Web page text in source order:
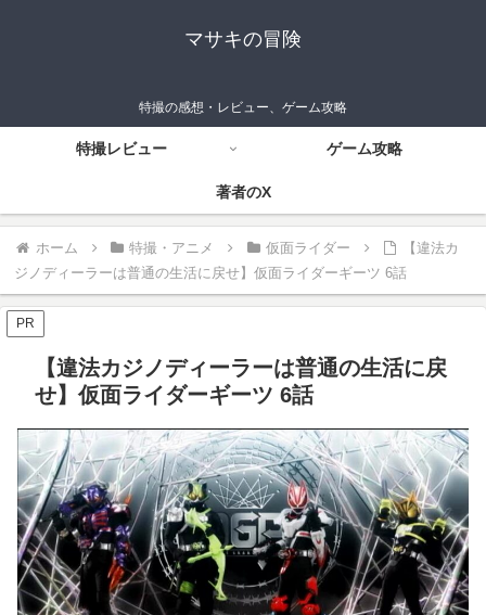
マサキの冒険
特撮の感想・レビュー、ゲーム攻略
特撮レビュー ゲーム攻略
著者のX
ホーム 特撮・アニメ 仮面ライダー
【違法カ
ジノディーラーは普通の生活に戻せ】仮面ライダーギーツ 6話
PR
【違法カジノディーラーは普通の生活に戻
せ】仮面ライダーギーツ 6話